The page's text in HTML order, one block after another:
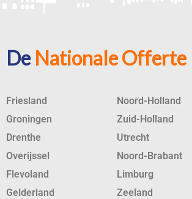
De Nationale Offerte
Friesland
Groningen
Drenthe
Overijssel
Flevoland
Gelderland
Noord-Holland
Zuid-Holland
Utrecht
Noord-Brabant
Limburg
Zeeland